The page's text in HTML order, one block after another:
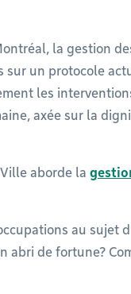
la gestion
sur un protocole
les
axée sur la
aborde la
au sujet
abri de fortune?